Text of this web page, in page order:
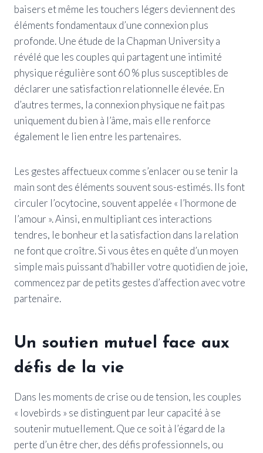
baisers et même les touchers légers deviennent des
éléments fondamentaux d’une connexion plus
profonde. Une étude de la Chapman University a
révélé que les couples qui partagent une intimité
physique régulière sont 60 % plus susceptibles de
déclarer une satisfaction relationnelle élevée. En
d’autres termes, la connexion physique ne fait pas
uniquement du bien à l’âme, mais elle renforce
également le lien entre les partenaires.
Les gestes affectueux comme s’enlacer ou se tenir la
main sont des éléments souvent sous-estimés. Ils font
circuler l’ocytocine, souvent appelée « l’hormone de
l’amour ». Ainsi, en multipliant ces interactions
tendres, le bonheur et la satisfaction dans la relation
ne font que croître. Si vous êtes en quête d’un moyen
simple mais puissant d’habiller votre quotidien de joie,
commencez par de petits gestes d’affection avec votre
partenaire.
Un soutien mutuel face aux
défis de la vie
Dans les moments de crise ou de tension, les couples
« lovebirds » se distinguent par leur capacité à se
soutenir mutuellement. Que ce soit à l’égard de la
perte d’un être cher, des défis professionnels, ou